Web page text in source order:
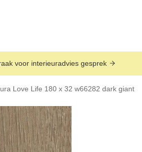
voor interieuradvies gesprek
Love Life 180 x 32 w66282 dark giant